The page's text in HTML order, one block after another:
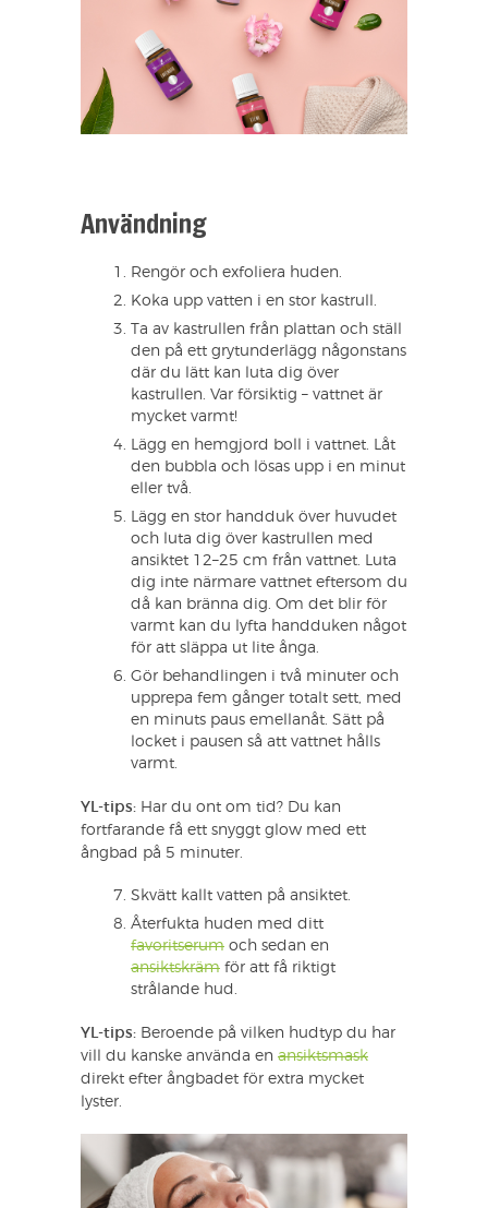
Användning
Rengör och exfoliera huden.
Koka upp vatten i en stor kastrull.
Ta av kastrullen från plattan och ställ
den på ett grytunderlägg någonstans
där du lätt kan luta dig över
kastrullen. Var försiktig – vattnet är
mycket varmt!
Lägg en hemgjord boll i vattnet. Låt
den bubbla och lösas upp i en minut
eller två.
Lägg en stor handduk över huvudet
och luta dig över kastrullen med
ansiktet 12–25 cm från vattnet. Luta
dig inte närmare vattnet eftersom du
då kan bränna dig. Om det blir för
varmt kan du lyfta handduken något
för att släppa ut lite ånga.
Gör behandlingen i två minuter och
upprepa fem gånger totalt sett, med
en minuts paus emellanåt. Sätt på
locket i pausen så att vattnet hålls
varmt.
YL-tips: Har du ont om tid? Du kan
fortfarande få ett snyggt glow med ett
ångbad på 5 minuter.
Skvätt kallt vatten på ansiktet.
Återfukta huden med ditt
favoritserum och sedan en
ansiktskräm för att få riktigt
strålande hud.
YL-tips: Beroende på vilken hudtyp du har
vill du kanske använda en ansiktsmask
direkt efter ångbadet för extra mycket
lyster.